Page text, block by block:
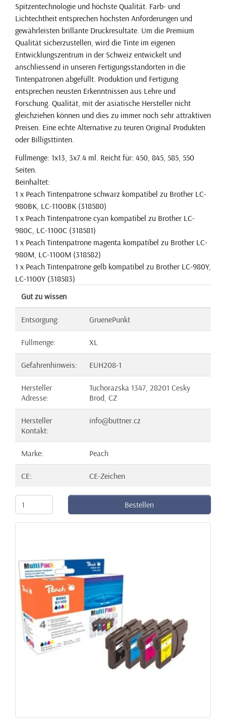
Spitzentechnologie und höchste Qualität. Farb- und
Lichtechtheit entsprechen höchsten Anforderungen und
gewährleisten brillante Druckresultate. Um die Premium
Qualität sicherzustellen, wird die Tinte im eigenen
Entwicklungszentrum in der Schweiz entwickelt und
anschliessend in unseren Fertigungsstandorten in die
Tintenpatronen abgefüllt. Produktion und Fertigung
entsprechen neusten Erkenntnissen aus Lehre und
Forschung. Qualität, mit der asiatische Hersteller nicht
gleichziehen können und dies zu immer noch sehr attraktiven
Preisen. Eine echte Alternative zu teuren Original Produkten
oder Billigsttinten.
Füllmenge: 1x13, 3x7.4 ml. Reicht für: 450, 845, 585, 550
Seiten.
Beinhaltet:
1 x Peach Tintenpatrone schwarz kompatibel zu Brother LC-
980BK, LC-1100BK (318580)
1 x Peach Tintenpatrone cyan kompatibel zu Brother LC-
980C, LC-1100C (318581)
1 x Peach Tintenpatrone magenta kompatibel zu Brother LC-
980M, LC-1100M (318582)
1 x Peach Tintenpatrone gelb kompatibel zu Brother LC-980Y,
LC-1100Y (318583)
Gut zu wissen
Entsorgung: GruenePunkt
Füllmenge: XL
Gefahrenhinweis: EUH208-1
Hersteller
Adresse:
Tuchorazska 1347, 28201 Cesky
Brod, CZ
Hersteller
Kontakt:
info@buttner.cz
Marke: Peach
CE: CE-Zeichen
Bestellen